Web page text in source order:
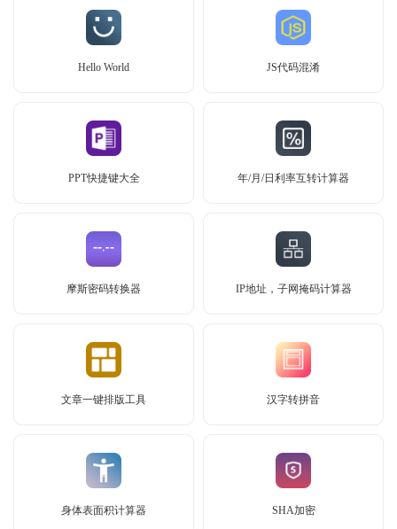
Hello World JS代码混淆
PPT快捷键大全 年/月/日利率互转计算器
摩斯密码转换器 IP地址，子网掩码计算器
文章一键排版工具 汉字转拼音
身体表面积计算器 SHA加密